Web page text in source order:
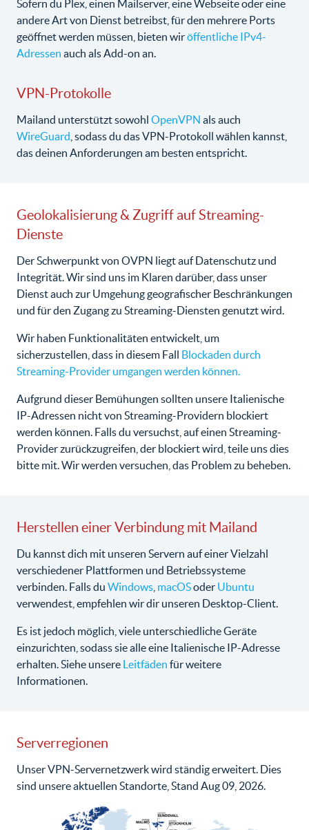
Sofern du Plex, einen Mailserver, eine Webseite oder eine
andere Art von Dienst betreibst, für den mehrere Ports
geöffnet werden müssen, bieten wiröffentliche IPv4-
Adressen auch als Add-on an.
VPN-Protokolle
Mailand unterstützt sowohl OpenVPN als auch
WireGuard , sodass du das VPN-Protokoll wählen kannst,
das deinen Anforderungen am besten entspricht.
Geolokalisierung & Zugriff auf Streaming-
Dienste
Der Schwerpunkt von OVPN liegt auf Datenschutz und
Integrität. Wir sind uns im Klaren darüber, dass unser
Dienst auch zur Umgehung geografischer Beschränkungen
und für den Zugang zu Streaming-Diensten genutzt wird.
Wir haben Funktionalitäten entwickelt, um
sicherzustellen, dass in diesem Fall
Blockaden durch
Streaming-Provider umgangen werden können.
Aufgrund dieser Bemühungen sollten unsere Italienische
IP-Adressen nicht von Streaming-Providern blockiert
werden können. Falls du versuchst, auf einen Streaming-
Provider zurückzugreifen, der blockiert wird, teile uns dies
bitte mit. Wir werden versuchen, das Problem zu beheben.
Herstellen einer Verbindung mit Mailand
Du kannst dich mit unseren Servern auf einer Vielzahl
verschiedener Plattformen und Betriebssysteme
verbinden. Falls du Windows macOSoder Ubuntu
verwendest, empfehlen wir dir unseren Desktop-Client.
Es ist jedoch möglich, viele unterschiedliche Geräte
einzurichten, sodass sie alle eine Italienische IP-Adresse
erhalten. Siehe unsere
Leitfäden für weitere
Informationen.
Serverregionen
Unser VPN-Servernetzwerk wird ständig erweitert. Dies
sind unsere aktuellen Standorte, Stand Aug 09, 2026.